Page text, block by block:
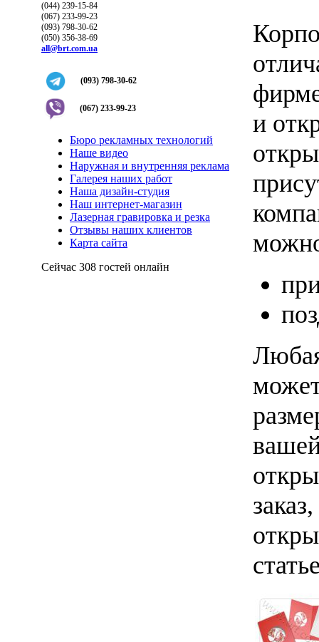
(044) 239-15-84
(067) 233-99-23
(093) 798-30-62
(050) 356-38-69
all@brt.com.ua
(093) 798-30-62
(067) 233-99-23
Бюро рекламных технологий
Наше видео
Наружная и внутренняя реклама
Галерея наших работ
Наша дизайн-студия
Наш интернет-магазин
Лазерная гравировка и резка
Отзывы наших клиентов
Карта сайта
Сейчас 308 гостей онлайн
и